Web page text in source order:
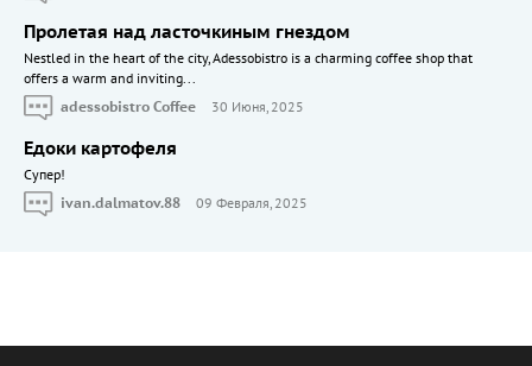
Пролетая над ласточкиным гнездом
Nestled in the heart of the city, Adessobistro is a charming coffee shop that
offers a warm and inviting...
adessobistro Coffee
30 Июня, 2025
Едоки картофеля
Cупер!
ivan.dalmatov.88
09 Февраля, 2025